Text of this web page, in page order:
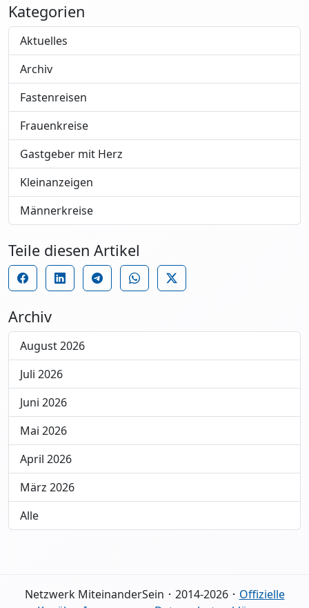
Kategorien
Aktuelles
Archiv
Fastenreisen
Frauenkreise
Gastgeber mit Herz
Kleinanzeigen
Männerkreise
Teile diesen Artikel
Archiv
August 2026
Juli 2026
Juni 2026
Mai 2026
April 2026
März 2026
Alle
Netzwerk MiteinanderSein ･ 2014-2026 ･ Offizielle